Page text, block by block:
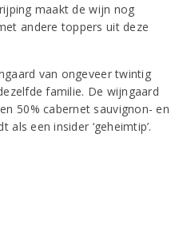
maakt de wijn nog
andere toppers uit deze
van ongeveer twintig
familie. De wijngaard
50% cabernet sauvignon- en
een insider ‘geheimtip’.